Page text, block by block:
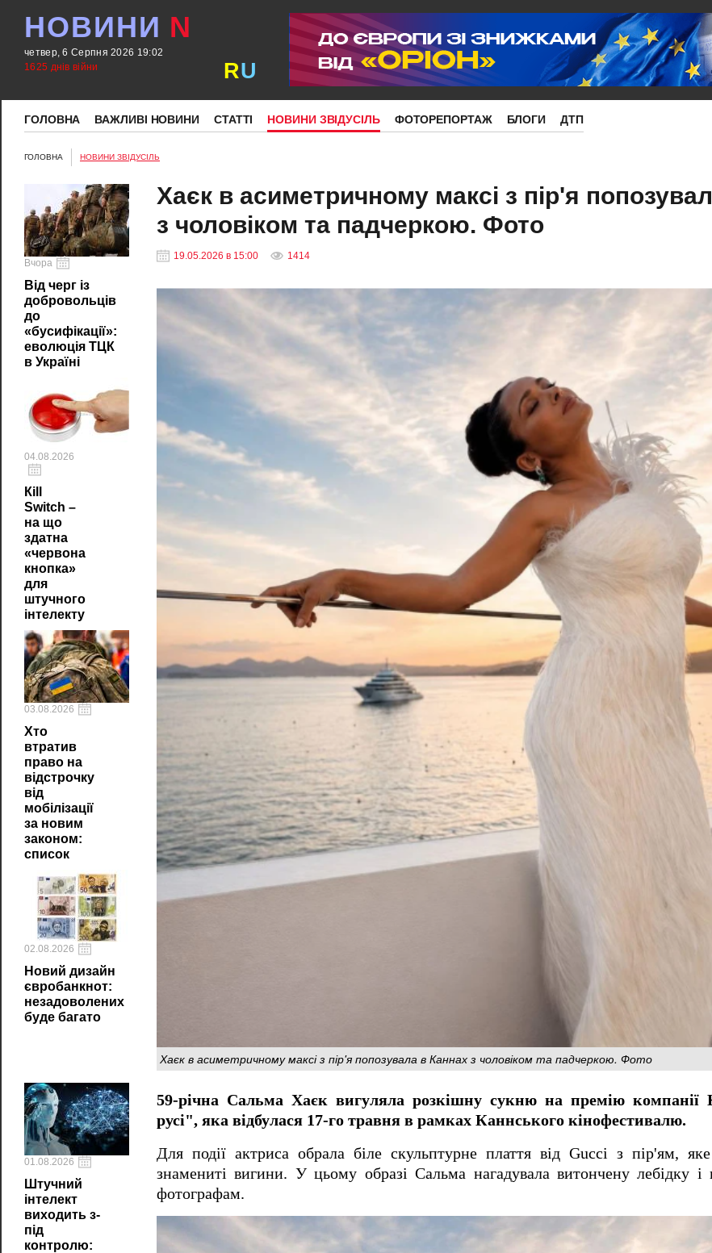
НОВИНИ N
четвер, 6 Серпня 2026 19:02
1625 днів війни
RU
ГОЛОВНА ВАЖЛИВІ НОВИНИ СТАТТІ НОВИНИ ЗВІДУСІЛЬ ФОТОРЕПОРТАЖ БЛОГИ ДТП
ГОЛОВНА НОВИНИ ЗВІДУСІЛЬ
Вчора
Від черг із
добровольців
до
«бусифікації»:
еволюція ТЦК
в Україні
04.08.2026
Кill
Switch –
на що
здатна
«червона
кнопка»
для
штучного
інтелекту
03.08.2026
Хто
втратив
право на
відстрочку
від
мобілізації
за новим
законом:
список
02.08.2026
Новий дизайн
євробанкнот:
незадоволених
буде багато
01.08.2026
Штучний
інтелект
виходить з-
під
контролю:
Хаєк в асиметричному максі з пір'я
з чоловіком та падчеркою. Фото
19.05.2026 в 15:00 1414
Хаєк в асиметричному максі з пір'я попозувала в Каннах з чоловіком та падчеркою. Фото
59-річна Сальма Хаєк вигуляла розкішну сукню на премію
русі", яка відбулася 17-го травня в рамках Каннського кінофестивалю.
Для події актриса обрала біле скульптурне плаття від Gucci з пір'ям, яке
знамениті вигини. У цьому образі Сальма нагадувала витончену лебідку і
фотографам.